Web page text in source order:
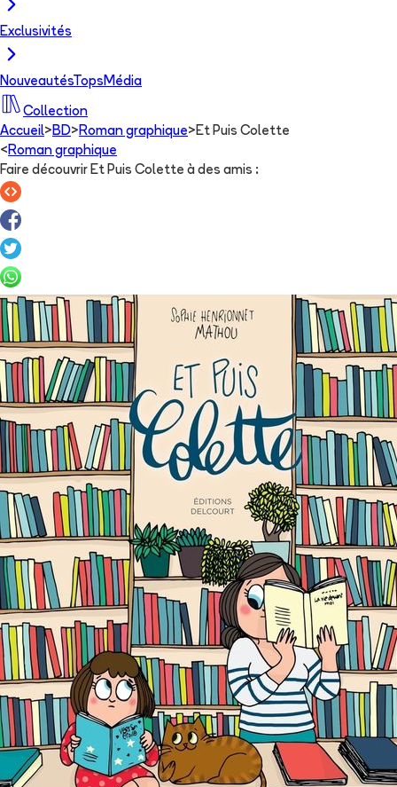
Exclusivités
NouveautésTops Média
Collection
Accueil> BD> Roman graphique> Et Puis Colette
< Roman graphique
Faire découvrir Et Puis Colette à des amis :